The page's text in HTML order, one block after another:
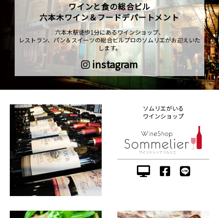
ワインと食の総合ビル
六本木ワイン＆フードデパートメント
六本木駅徒歩1分にあるワインショップ、
レストラン、パン＆スイーツの総合ビルプロのソムリエがお迎えいた
します。
instagram
ソムリエがいる
ワインショップ